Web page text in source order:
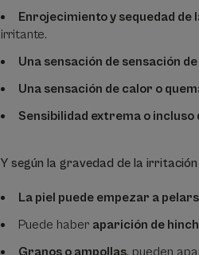
Enrojecimiento y sequedad de
irritante.
Una sensación de sensación
Una sensación de calor o
Sensibilidad extrema o
Y según la gravedad de la
La piel puede empezar a
Puede haber aparición de
Granos o ampollas, pueden